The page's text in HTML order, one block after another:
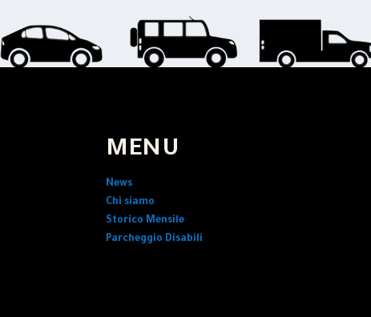
MENU
News
Chi siamo
Storico Mensile
Parcheggio Disabili